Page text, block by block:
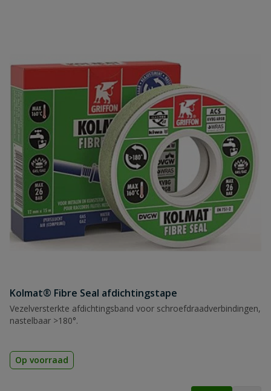
Kolmat® Fibre Seal afdichtingstape
Vezelversterkte afdichtingsband voor schroefdraadverbindingen,
nastelbaar >180°.
Op voorraad